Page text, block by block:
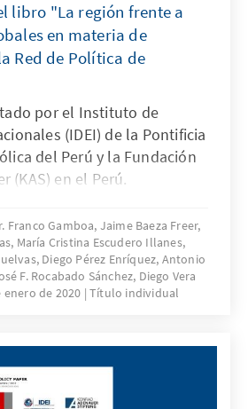
libro "La región frente a
en materia de
Red de Política de
por el Instituto de
(IDEI) de la Pontificia
del Perú y la Fundación
(KAS) en el Perú.
Franco Gamboa, Jaime Baeza Freer,
María Cristina Escudero Illanes,
Diego Pérez Enríquez, Antonio
F. Rocabado Sánchez, Diego Vera
enero de 2020 Título individual